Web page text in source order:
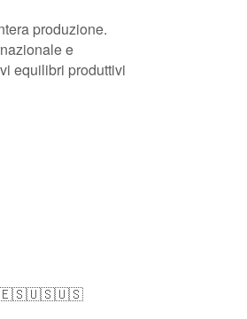
produzione.
e
equilibri produttivi